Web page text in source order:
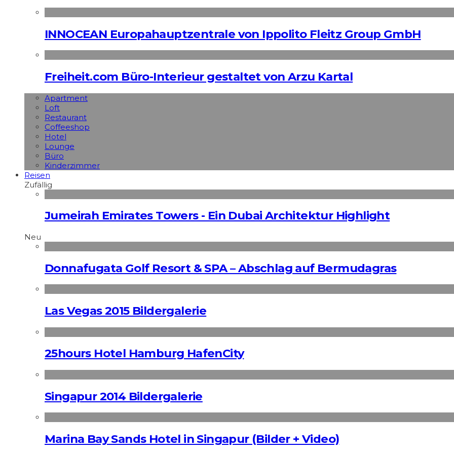
INNOCEAN Europahauptzentrale von Ippolito Fleitz Group GmbH
Freiheit.com Büro-Interieur gestaltet von Arzu Kartal
Apart­ment
Loft
Restaurant
Coffeeshop
Hotel
Lounge
Büro
Kinderzimmer
Reisen
Zufällig
Jumeirah Emirates Towers - Ein Dubai Architektur Highlight
Neu
Donnafugata Golf Resort & SPA – Abschlag auf Bermudagras
Las Vegas 2015 Bildergalerie
25hours Hotel Hamburg HafenCity
Singapur 2014 Bildergalerie
Marina Bay Sands Hotel in Singapur (Bilder + Video)